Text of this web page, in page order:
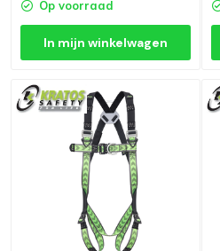
Op voorraad
In mijn winkelwagen